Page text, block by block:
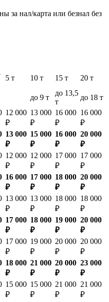
за нал/карта или безнал без
5 т 10 т 15 т 20 т
до 9 т
до 13,5
т
до 18 т
12 000
₽
13 000
₽
16 000
₽
16 000
₽
13 000
₽
15 000
₽
16 000
₽
20 000
₽
12 000
₽
12 000
₽
17 000
₽
17 000
₽
16 000
₽
17 000
₽
18 000
₽
20 000
₽
13 000
₽
13 000
₽
18 000
₽
18 000
₽
17 000
₽
18 000
₽
19 000
₽
20 000
₽
17 000
₽
19 000
₽
20 000
₽
20 000
₽
18 000
₽
21 000
₽
20 000
₽
23 000
₽
15 000
₽
15 000
₽
21 000
₽
21 000
₽